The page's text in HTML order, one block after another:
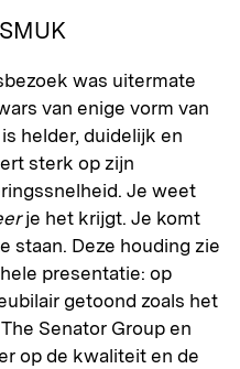
was uitermate
van enige vorm van
helder, duidelijk en
sterk op zijn
Je weet
je het krijgt. Je komt
staan. Deze houding zie
presentatie: op
getoond zoals het
Senator Group en
op de kwaliteit en de